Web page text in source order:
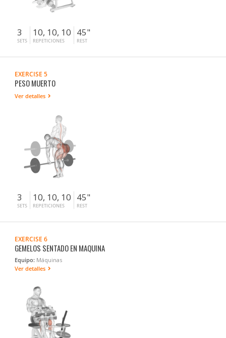
3
SETS
10, 10, 10
REPETICIONES
45"
REST
EXERCISE 5
PESO MUERTO
Ver detalles
3
SETS
10, 10, 10
REPETICIONES
45"
REST
EXERCISE 6
GEMELOS SENTADO EN MAQUINA
Equipo: Máquinas
Ver detalles